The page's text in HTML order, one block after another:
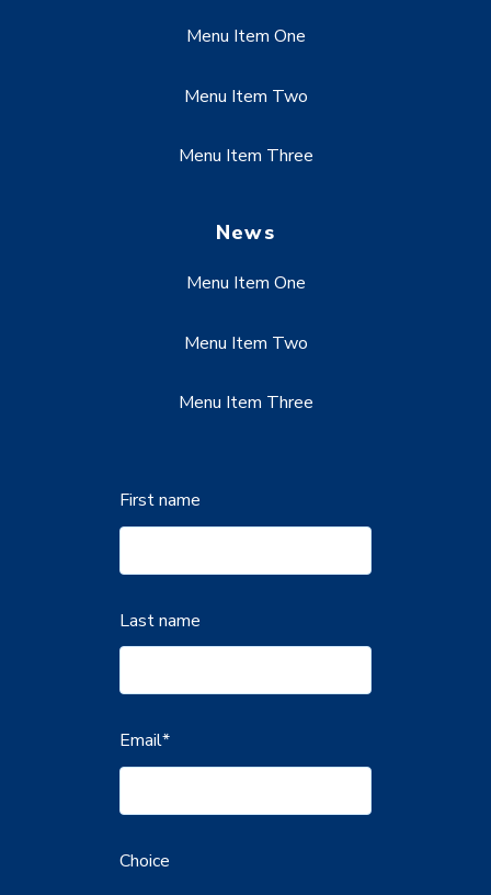
Menu Item One
Menu Item Two
Menu Item Three
News
Menu Item One
Menu Item Two
Menu Item Three
First name
Last name
Email*
Choice